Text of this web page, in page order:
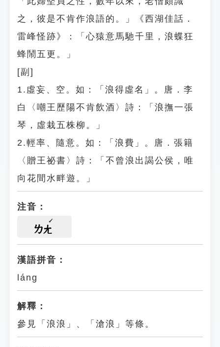
之，彼是不肯作浪語的。」《西湖佳話．
雷峰怪跡》：「心猿意馬馳千里，浪蝶狂
蜂鬧五更。」
[副]
1.虛妄、空。如：「浪得虛名」。唐．李
白〈嘲王歷陽不肯飲酒〉詩：「浪撫一張
琴，虛栽五株柳。」
2.輕率、隨意。如：「浪費」。唐．張籍
〈贈王祕書〉詩：「不曾浪出謁公侯，唯
向花間水畔遊。」
注音：
ㄌㄤ
漢語拼音：
láng
解釋：
參見「浪浪」、「滄浪」等條。